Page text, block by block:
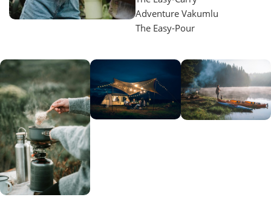
Adventure Vakumlu
The Easy-Pour